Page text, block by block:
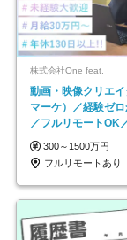
株式会社One feat.
動画・映像クリエ
マーケ）／経験ゼ
／フルリモートOK
円～／年休130日以上
300～1500万円
フルリモートあり